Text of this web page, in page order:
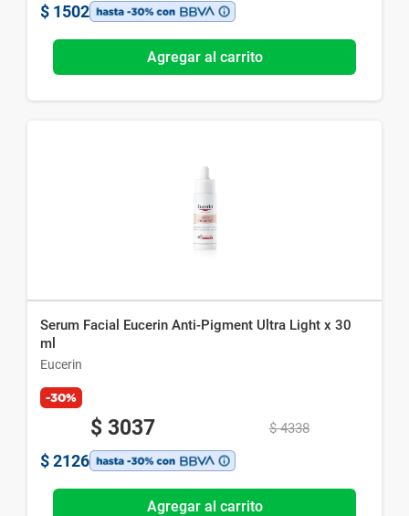
$ 1502
Agregar al carrito
Serum Facial Eucerin Anti-Pigment Ultra Light x 30
ml
Eucerin
-30%
$ 3037 $ 4338
$ 2126
Agregar al carrito